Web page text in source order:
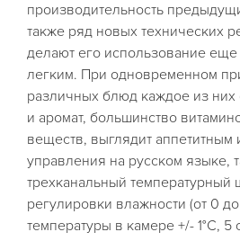
производительность
также ряд новых технических
делают его использование
легким. При одновременном
различных блюд каждое из них
и аромат, большинство
веществ, выглядит
управления на русском языке,
трехканальный температурный
регулировки влажности (от 0
температуры в камере +/- 1°С,